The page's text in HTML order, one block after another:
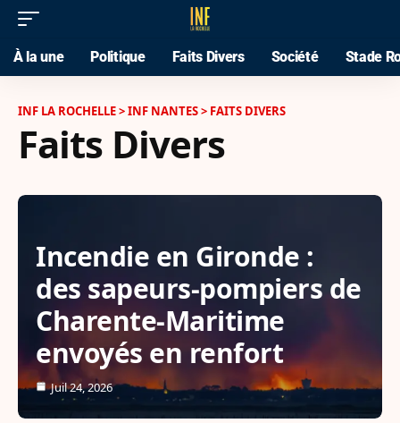
À la une Politique Faits Divers Société Stade
Faits Divers
INF LA ROCHELLE>INF NANTES> FAITS DIVERS
Incendie en Gironde :
des sapeurs-pompiers de
Charente-Maritime
envoyés en renfort
Juil 24, 2026